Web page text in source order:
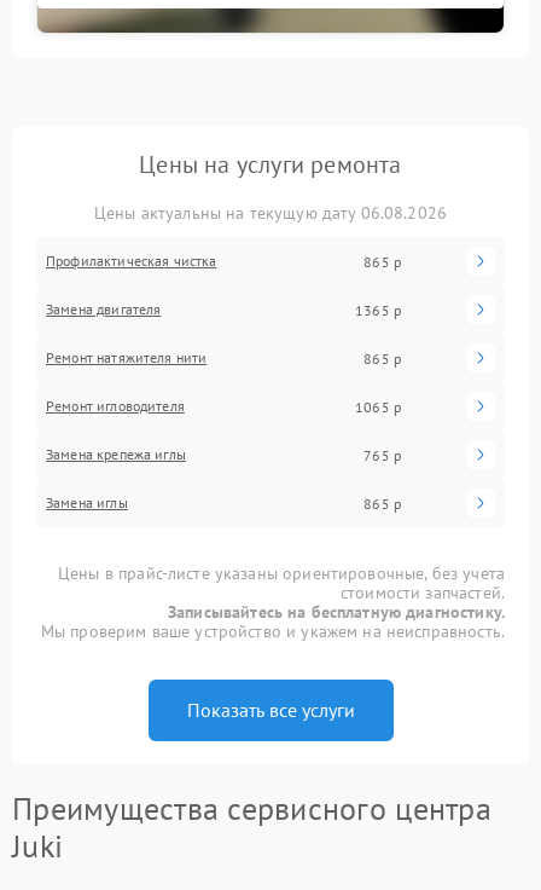
Цены на услуги ремонта
Цены актуальны на текущую дату 06.08.2026
Профилактическая чистка 865 р
Замена двигателя 1365 р
Ремонт натяжителя нити 865 р
Ремонт игловодителя 1065 р
Замена крепежа иглы 765 р
Замена иглы 865 р
Цены в прайс-листе указаны ориентировочные, без учета
стоимости запчастей.
Записывайтесь на бесплатную диагностику.
Мы проверим ваше устройство и укажем на неисправность.
Показать все услуги
Преимущества сервисного центра
Juki